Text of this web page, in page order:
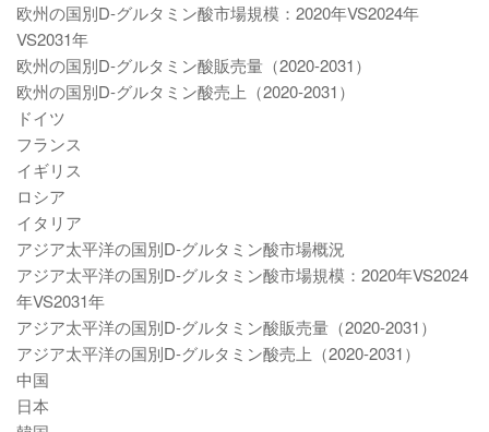
欧州の国別D-グルタミン酸市場規模：2020年VS2024年
VS2031年
欧州の国別D-グルタミン酸販売量（2020-2031）
欧州の国別D-グルタミン酸売上（2020-2031）
ドイツ
フランス
イギリス
ロシア
イタリア
アジア太平洋の国別D-グルタミン酸市場概況
アジア太平洋の国別D-グルタミン酸市場規模：2020年VS2024
年VS2031年
アジア太平洋の国別D-グルタミン酸販売量（2020-2031）
アジア太平洋の国別D-グルタミン酸売上（2020-2031）
中国
日本